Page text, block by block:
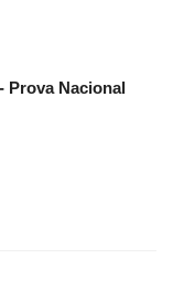
Prova Nacional